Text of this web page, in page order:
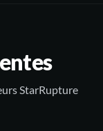
StarRupture